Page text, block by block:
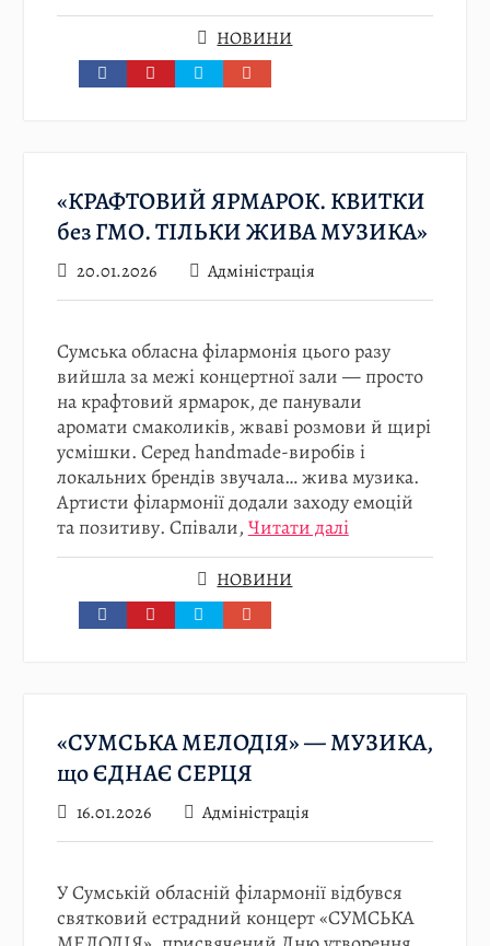
НОВИНИ
«КРАФТОВИЙ ЯРМАРОК. КВИТКИ
без ГМО. ТІЛЬКИ ЖИВА МУЗИКА»
20.01.2026 Адміністрація
Сумська обласна філармонія цього разу
вийшла за межі концертної зали — просто
на крафтовий ярмарок, де панували
аромати смаколиків, жваві розмови й щирі
усмішки. Серед handmade-виробів і
локальних брендів звучала… жива музика.
Артисти філармонії додали заходу емоцій
та позитиву. Співали, Читати далі
НОВИНИ
«СУМСЬКА МЕЛОДІЯ» — МУЗИКА,
що ЄДНАЄ СЕРЦЯ
16.01.2026 Адміністрація
У Сумській обласній філармонії відбувся
святковий естрадний концерт «СУМСЬКА